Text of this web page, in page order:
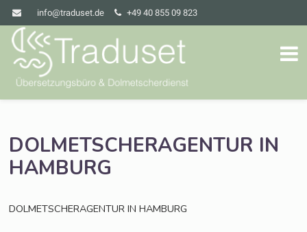
info@traduset.de +49 40 855 09 823
DOLMETSCHERAGENTUR IN
HAMBURG
DOLMETSCHERAGENTUR IN HAMBURG